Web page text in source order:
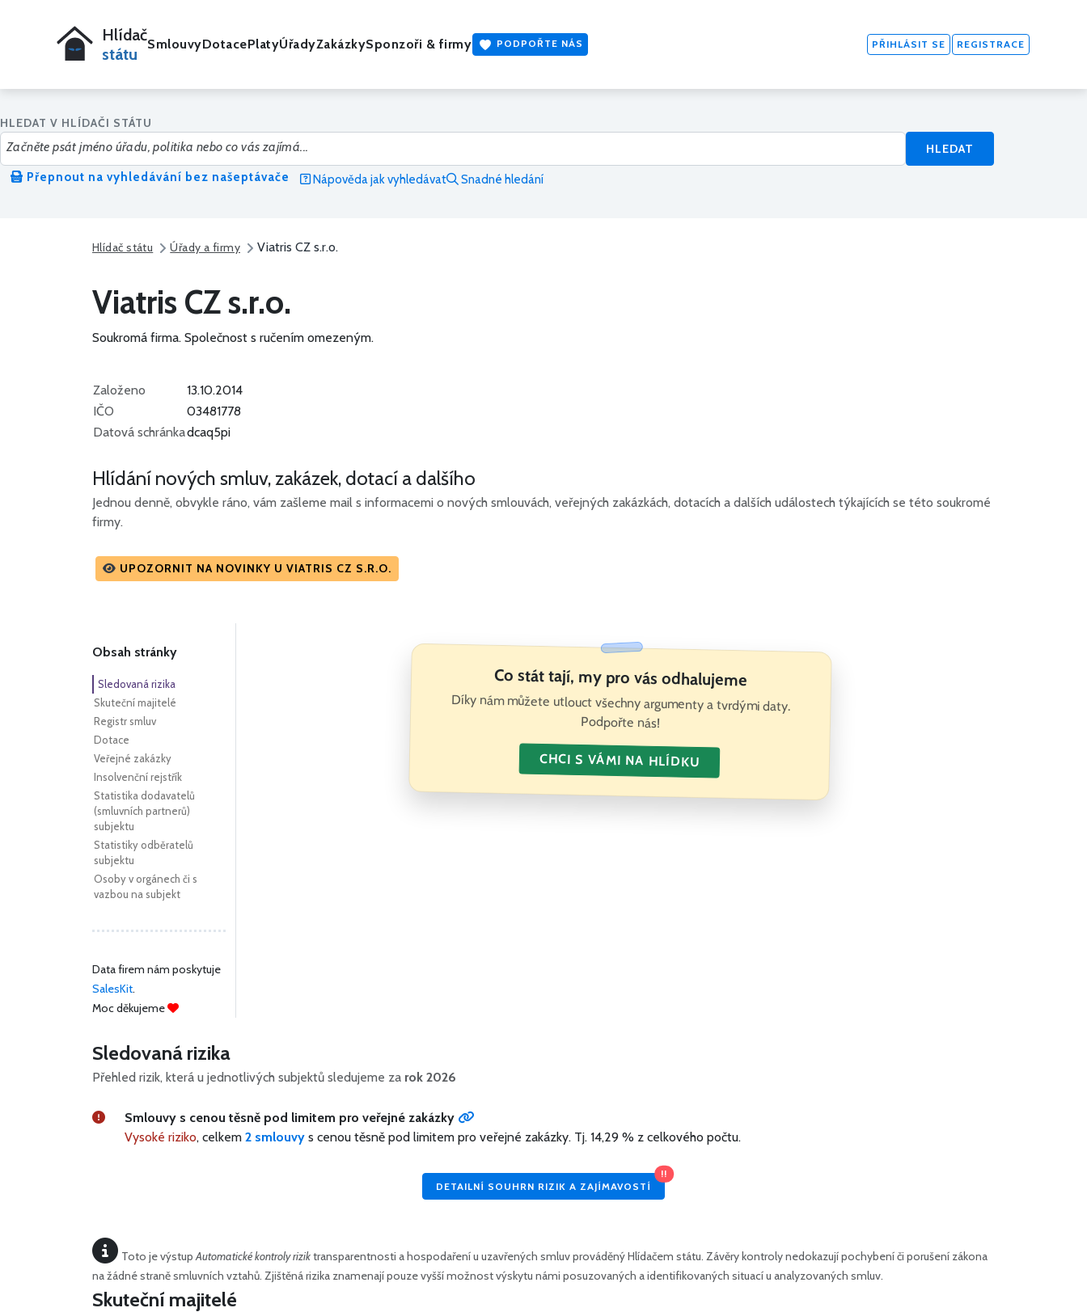
Hlídač
státu
SmlouvyDotacePlatyÚřadyZakázkySponzoři & firmy PODPOŘTE NÁS PŘIHLÁSIT SE REGISTRACE
HLEDAT V HLÍDAČI STÁTU
HLEDAT
Přepnout na vyhledávání bez našeptávače
Nápověda jak vyhledávat Snadné hledání
Hlídač státu Úřady a firmy Viatris CZ s.r.o.
Viatris CZ s.r.o.
Soukromá firma. Společnost s ručením omezeným.
Založeno
13.10.2014
IČO
03481778
Datová schránkadcaq5pi
Hlídání nových smluv, zakázek, dotací a dalšího
Jednou denně, obvykle ráno, vám zašleme mail s informacemi o nových smlouvách, veřejných zakázkách, dotacích a dalších událostech týkajících se této soukromé
firmy.
UPOZORNIT NA NOVINKY U VIATRIS CZ S.R.O.
Obsah stránky
Sledovaná rizika
Skuteční majitelé
Registr smluv
Dotace
Veřejné zakázky
Insolvenční rejstřík
Statistika dodavatelů
(smluvních partnerů)
subjektu
Statistiky odběratelů
subjektu
Osoby v orgánech či s
vazbou na subjekt
Data firem nám poskytuje
SalesKit.
Moc děkujeme
Co stát tají, my pro vás odhalujeme
Díky nám můžete utlouct všechny argumenty a tvrdými daty.
Podpořte nás!
CHCI S VÁMI NA HLÍDKU
Sledovaná rizika
Přehled rizik, která u jednotlivých subjektů sledujeme za rok 2026
Smlouvy s cenou těsně pod limitem pro veřejné zakázky
Vysoké riziko, celkem 2 smlouvy s cenou těsně pod limitem pro veřejné zakázky. Tj. 14,29 % z celkového počtu.
DETAILNÍ SOUHRN RIZIK A ZAJÍMAVOSTÍ
!!
Toto je výstupAutomatické kontroly riziktransparentnosti a hospodaření u uzavřených smluv prováděný Hlídačem státu. Závěry kontroly nedokazují pochybení či porušení zákona
na žádné straně smluvních vztahů. Zjištěná rizika znamenají pouze vyšší možnost výskytu námi posuzovaných a identifikovaných situací u analyzovaných smluv.
Skuteční majitelé